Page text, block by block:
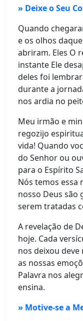
» Deixe o Seu
Quando
e os olhos
abriram. Eles O
instante Ele
deles foi
durante a
nos ardia no
Meu irmão e
regozijo
vida! Quando
do Senhor ou
para o Espírito
Nós temos essa
nosso Deus são
serem tratadas
A revelação de
hoje. Cada
nos deixou
as nossas
Palavra nos
ensina.
» Motive-se a